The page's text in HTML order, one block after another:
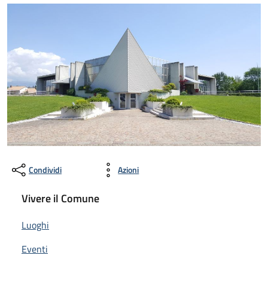
Condividi Azioni
Vivere il Comune
Luoghi
Eventi